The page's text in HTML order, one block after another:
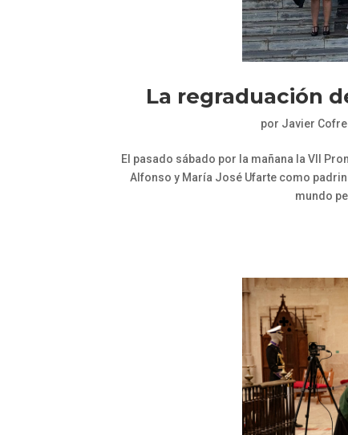
La regraduación
por Javier
El pasado sábado por la mañana la VII
Alfonso y María José Ufarte como
mundo